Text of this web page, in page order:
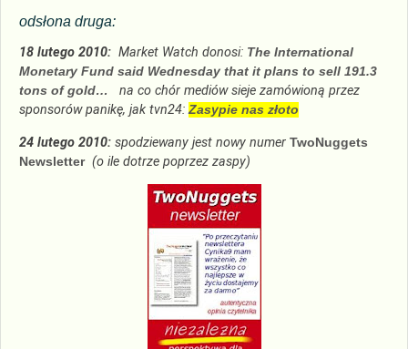
odsłona druga:
18 lutego 2010: Market Watch donosi: The International
Monetary Fund said Wednesday that it plans to sell 191.3
tons of gold…
na co chór mediów sieje zamówioną przez
sponsorów panikę, jak tvn24: Zasypie nas złoto
24 lutego 2010: spodziewany jest nowy numer TwoNuggets
Newsletter (o ile dotrze poprzez zaspy)